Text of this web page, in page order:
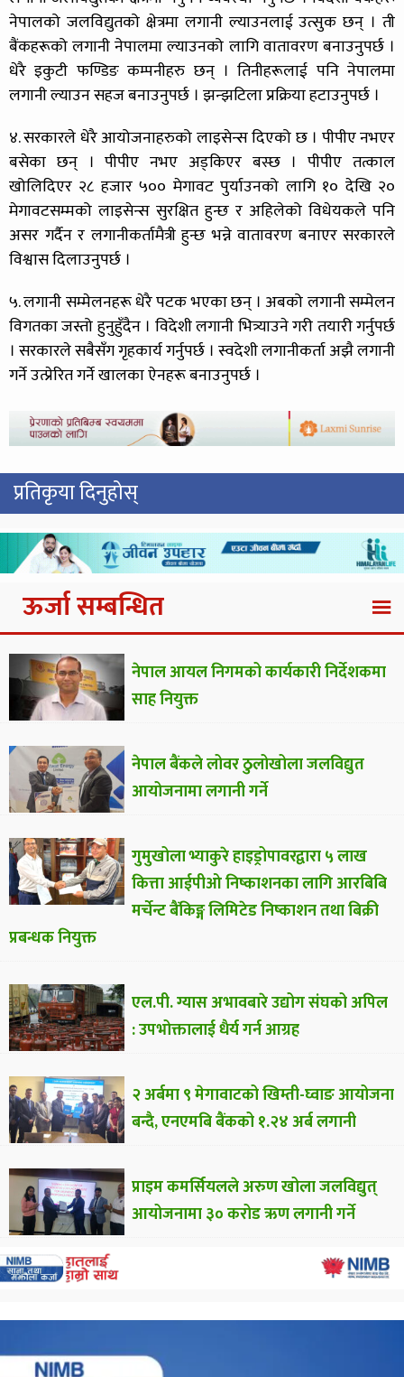
नेपालको जलविद्युतको क्षेत्रमा लगानी ल्याउनलाई उत्सुक छन् । ती
बैंकहरूको लगानी नेपालमा ल्याउनको लागि वातावरण बनाउनुपर्छ ।
धेरै इकुटी फण्डिङ कम्पनीहरु छन् । तिनीहरूलाई पनि नेपालमा
लगानी ल्याउन सहज बनाउनुपर्छ । झन्झटिला प्रक्रिया हटाउनुपर्छ ।
४. सरकारले धेरै आयोजनाहरुको लाइसेन्स दिएको छ । पीपीए नभएर
बसेका छन् । पीपीए नभए अड्किएर बस्छ । पीपीए तत्काल
खोलिदिएर २८ हजार ५०० मेगावट पुर्याउनको लागि १० देखि २०
मेगावटसम्मको लाइसेन्स सुरक्षित हुन्छ र अहिलेको विधेयकले पनि
असर गर्दैन र लगानीकर्तामैत्री हुन्छ भन्ने वातावरण बनाएर सरकारले
विश्वास दिलाउनुपर्छ ।
५. लगानी सम्मेलनहरू धेरै पटक भएका छन् । अबको लगानी सम्मेलन
विगतका जस्तो हुनुहुँदैन । विदेशी लगानी भित्र्याउने गरी तयारी गर्नुपर्छ
। सरकारले सबैसँग गृहकार्य गर्नुपर्छ । स्वदेशी लगानीकर्ता अझै लगानी
गर्ने उत्प्रेरित गर्ने खालका ऐनहरू बनाउनुपर्छ ।
प्रतिकृया दिनुहोस्
ऊर्जा सम्बन्धित
नेपाल आयल निगमको कार्यकारी निर्देशकमा
साह नियुक्त
नेपाल बैंकले लोवर ठुलोखोला जलविद्युत
आयोजनामा लगानी गर्ने
गुमुखोला भ्याकुरे हाइड्रोपावरद्वारा ५ लाख
कित्ता आईपीओ निष्काशनका लागि आरबिबि
मर्चेन्ट बैंकिङ्ग लिमिटेड निष्काशन तथा बिक्री
प्रबन्धक नियुक्त
एल.पी. ग्यास अभावबारे उद्योग संघको अपिल
: उपभोक्तालाई धैर्य गर्न आग्रह
२ अर्बमा ९ मेगावाटको खिम्ती-घ्वाङ आयोजना
बन्दै, एनएमबि बैंकको १.२४ अर्ब लगानी
प्राइम कमर्सियलले अरुण खोला जलविद्युत्
आयोजनामा ३० करोड ऋण लगानी गर्ने